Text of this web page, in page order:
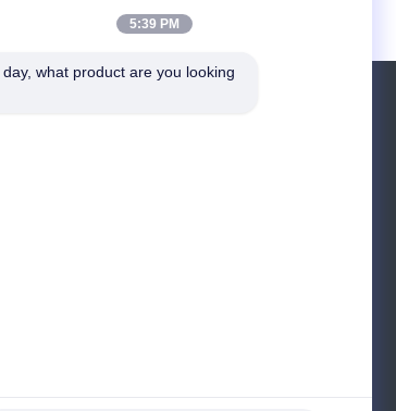
apparatuur
een offerte aan
5:39 PM
what product are you looking